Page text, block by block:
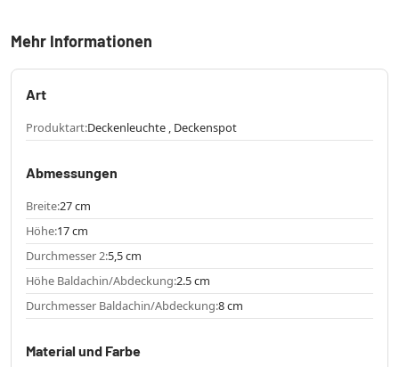
Mehr Informationen
Art
Produktart:Deckenleuchte , Deckenspot
Abmessungen
Breite:27 cm
Höhe:17 cm
Durchmesser 2:5,5 cm
Höhe Baldachin/Abdeckung:2.5 cm
Durchmesser Baldachin/Abdeckung:8 cm
Material und Farbe